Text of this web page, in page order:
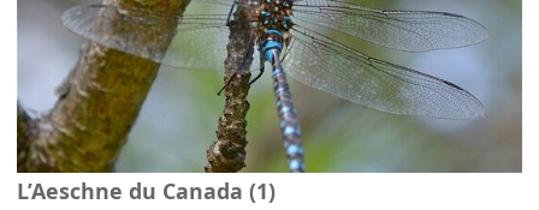
L’Aeschne du Canada (1)